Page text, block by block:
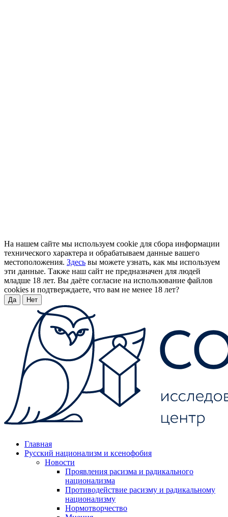
На нашем сайте мы используем cookie для сбора информации
технического характера и обрабатываем данные вашего
местоположения. Здесь вы можете узнать, как мы используем
эти данные. Также наш сайт не предназначен для людей
младше 18 лет. Вы даёте согласие на использование файлов
cookies и подтверждаете, что вам не менее 18 лет?
Да Нет
Главная
Русский национализм и ксенофобия
Новости
Проявления расизма и радикального
национализма
Противодействие расизму и радикальному
национализму
Нормотворчество